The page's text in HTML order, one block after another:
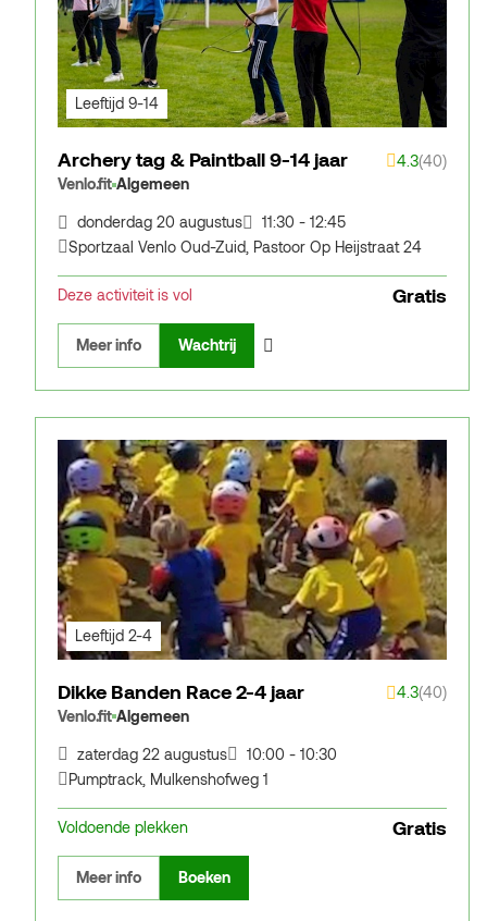
Leeftijd 9-14
Archery tag & Paintball 9-14 jaar 4.3(40)
Venlo.fit Algemeen
donderdag 20 augustus
11:30 - 12:45
Sportzaal Venlo Oud-Zuid, Pastoor Op Heijstraat 24
Deze activiteit is vol Gratis
Meer info Wachtrij
Leeftijd 2-4
Dikke Banden Race 2-4 jaar 4.3(40)
Venlo.fit Algemeen
zaterdag 22 augustus
10:00 - 10:30
Pumptrack Mulkenshofweg 1
Voldoende plekken Gratis
Meer info Boeken